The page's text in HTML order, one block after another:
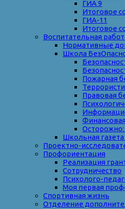
ГИА 9
Итоговое
ГИА-11
Итоговое
Воспитательная
Нормативные
Школа
Пожарная
Правовая
Школьная
Проектно-
Профориентация
Реализация
Сотрудничество
Психолого-
Моя первая
Спортивная жизнь
Отделение